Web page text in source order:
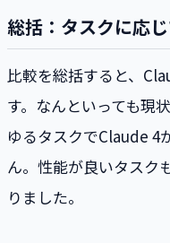
総括：タスクに応
比較を総括すると、
す。なんといっても現
ゆるタスクでClaude 4
ん。性能が良いタスク
りました。